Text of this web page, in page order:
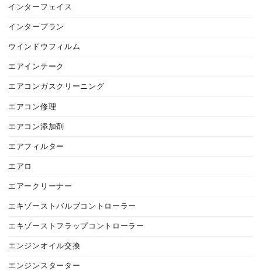
インターフェイス
インタープラン
ウインドウフィルム
エアインテーク
エアコンガスクリーニング
エアコン修理
エアコン添加剤
エアフィルター
エアロ
エアークリーナー
エキゾーストバルブコントローラー
エキゾーストフラップコントローラー
エンジンオイル交換
エンジンスターター